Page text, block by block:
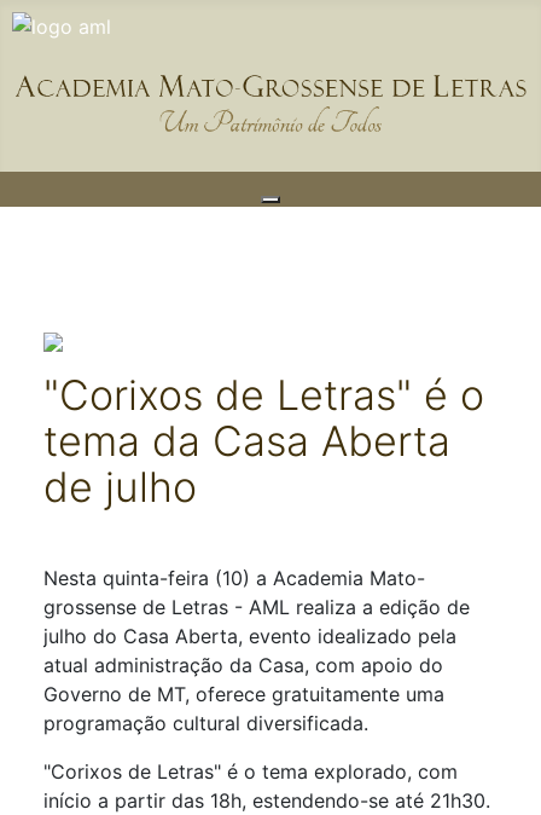
"Corixos de Letras" é o
tema da Casa Aberta
de julho
Nesta quinta-feira (10) a Academia Mato-
grossense de Letras - AML realiza a edição de
julho do Casa Aberta, evento idealizado pela
atual administração da Casa, com apoio do
Governo de MT, oferece gratuitamente uma
programação cultural diversificada.
"Corixos de Letras" é o tema explorado, com
início a partir das 18h, estendendo-se até 21h30.